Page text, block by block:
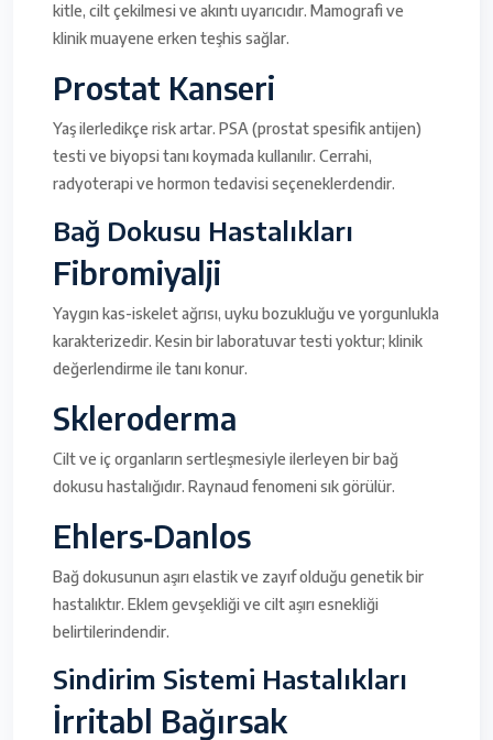
kitle, cilt çekilmesi ve akıntı uyarıcıdır. Mamografi ve
klinik muayene erken teşhis sağlar.
Prostat Kanseri
Yaş ilerledikçe risk artar. PSA (prostat spesifik antijen)
testi ve biyopsi tanı koymada kullanılır. Cerrahi,
radyoterapi ve hormon tedavisi seçeneklerdendir.
Bağ Dokusu Hastalıkları
Fibromiyalji
Yaygın kas-iskelet ağrısı, uyku bozukluğu ve yorgunlukla
karakterizedir. Kesin bir laboratuvar testi yoktur; klinik
değerlendirme ile tanı konur.
Skleroderma
Cilt ve iç organların sertleşmesiyle ilerleyen bir bağ
dokusu hastalığıdır. Raynaud fenomeni sık görülür.
Ehlers‑Danlos
Bağ dokusunun aşırı elastik ve zayıf olduğu genetik bir
hastalıktır. Eklem gevşekliği ve cilt aşırı esnekliği
belirtilerindendir.
Sindirim Sistemi Hastalıkları
İrritabl Bağırsak